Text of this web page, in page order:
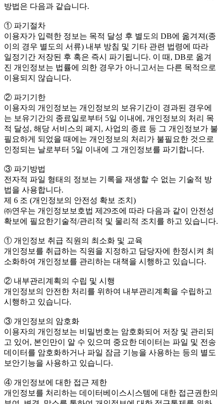
방법은 다음과 같습니다.
① 파기절차
이용자가 입력한 정보는 목적 달성 후 별도의 DB에 옮겨져(종
이의 경우 별도의 서류) 내부 방침 및 기타 관련 법령에 따라
일정기간 저장된 후 혹은 즉시 파기됩니다. 이 때, DB로 옮겨
진 개인정보는 법률에 의한 경우가 아니고서는 다른 목적으로
이용되지 않습니다.
② 파기기한
이용자의 개인정보는 개인정보의 보유기간이 경과된 경우에
는 보유기간의 종료일로부터 5일 이내에, 개인정보의 처리 목
적 달성, 해당 서비스의 폐지, 사업의 종료 등 그 개인정보가 불
필요하게 되었을 때에는 개인정보의 처리가 불필요한 것으로
인정되는 날로부터 5일 이내에 그 개인정보를 파기합니다.
③ 파기방법
전자적 파일 형태의 정보는 기록을 재생할 수 없는 기술적 방
법을 사용합니다.
제 6 조 (개인정보의 안전성 확보 조치)
㈜연우는 개인정보보호법 제29조에 따라 다음과 같이 안전성
확보에 필요한기술적/관리적 및 물리적 조치를 하고 있습니다.
① 개인정보 취급 직원의 최소화 및 교육
개인정보를 취급하는 직원을 지정하고 담당자에 한정시켜 최
소화하여 개인정보를 관리하는 대책을 시행하고 있습니다.
② 내부관리계획의 수립 및 시행
개인정보의 안전한 처리를 위하여 내부관리계획을 수립하고
시행하고 있습니다.
③ 개인정보의 암호화
이용자의 개인정보는 비밀번호는 암호화되어 저장 및 관리되
고 있어, 본인만이 알 수 있으며 중요한 데이터는 파일 및 전송
데이터를 암호화하거나 파일 잠금 기능을 사용하는 등의 별도
보안기능을 사용하고 있습니다.
④ 개인정보에 대한 접근 제한
개인정보를 처리하는 데이터베이스시스템에 대한 접근권한의